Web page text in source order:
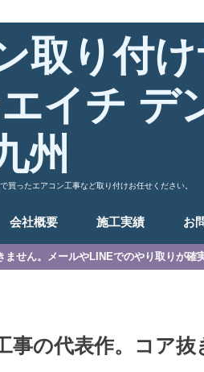
取り付
イチ デ
州
買ったエアコン工事など取り付けお任せください。
会社概要 施工実績 お
せん。メールやLINEでのやり取りが確
事の代表作。コア抜